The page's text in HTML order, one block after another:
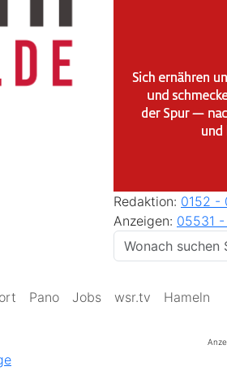
Redaktion: 0152 -
Anzeigen: 05531
Pano Jobs wsr.tv Hameln